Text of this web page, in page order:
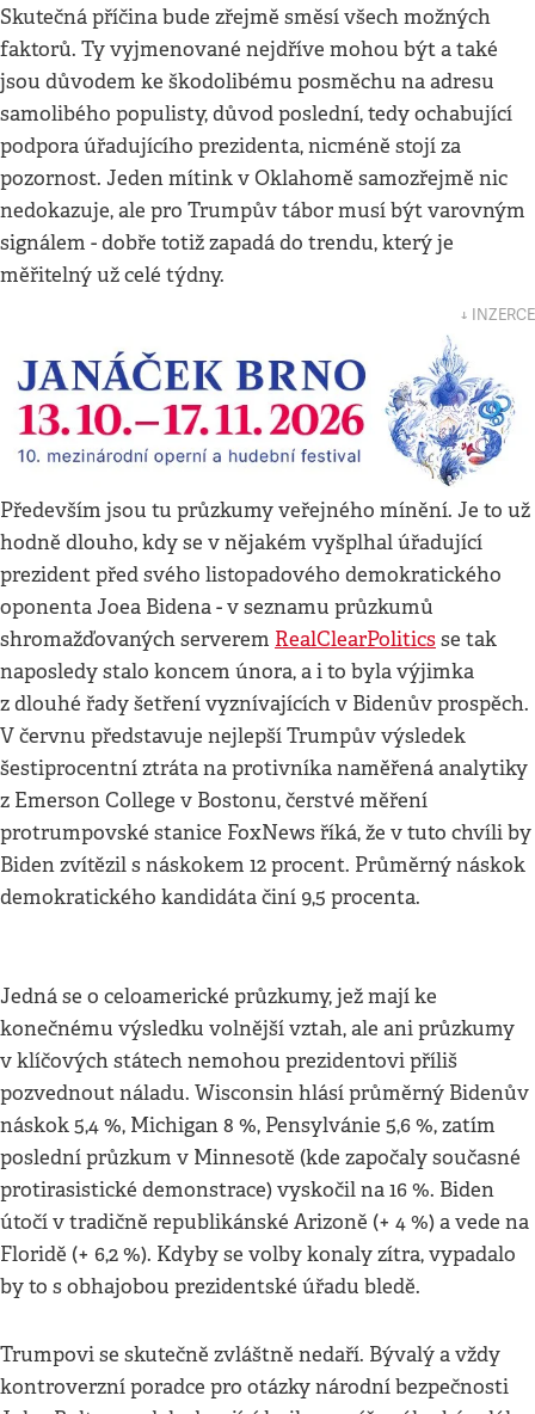
Skutečná příčina bude zřejmě směsí všech možných
faktorů. Ty vyjmenované nejdříve mohou být a také
jsou důvodem ke škodolibému posměchu na adresu
samolibého populisty, důvod poslední, tedy ochabující
podpora úřadujícího prezidenta, nicméně stojí za
pozornost. Jeden mítink v Oklahomě samozřejmě nic
nedokazuje, ale pro Trumpův tábor musí být varovným
signálem - dobře totiž zapadá do trendu, který je
měřitelný už celé týdny.
↓ INZERCE
Především jsou tu průzkumy veřejného mínění. Je to už
hodně dlouho, kdy se v nějakém vyšplhal úřadující
prezident před svého listopadového demokratického
oponenta Joea Bidena - v seznamu průzkumů
shromažďovaných serverem RealClearPoliticsse tak
naposledy stalo koncem února, a i to byla výjimka
z dlouhé řady šetření vyznívajících v Bidenův prospěch.
V červnu představuje nejlepší Trumpův výsledek
šestiprocentní ztráta na protivníka naměřená analytiky
z Emerson College v Bostonu, čerstvé měření
protrumpovské stanice FoxNews říká, že v tuto chvíli by
Biden zvítězil s náskokem 12 procent. Průměrný náskok
demokratického kandidáta činí 9,5 procenta.
Jedná se o celoamerické průzkumy, jež mají ke
konečnému výsledku volnější vztah, ale ani průzkumy
v klíčových státech nemohou prezidentovi příliš
pozvednout náladu. Wisconsin hlásí průměrný Bidenův
náskok 5,4 %, Michigan 8 %, Pensylvánie 5,6 %, zatím
poslední průzkum v Minnesotě (kde započaly současné
protirasistické demonstrace) vyskočil na 16 %. Biden
útočí v tradičně republikánské Arizoně (+ 4 %) a vede na
Floridě (+ 6,2 %). Kdyby se volby konaly zítra, vypadalo
by to s obhajobou prezidentské úřadu bledě.
Trumpovi se skutečně zvláštně nedaří. Bývalý a vždy
kontroverzní poradce pro otázky národní bezpečnosti